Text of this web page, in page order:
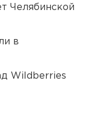
Челябинской
в
Wildberries